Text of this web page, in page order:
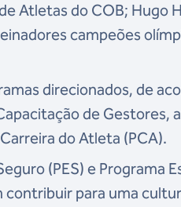
Atletas do COB; Hugo
campeões
direcionados, de
de Gestores,
do Atleta (PCA).
(PES) e Programa
contribuir para uma